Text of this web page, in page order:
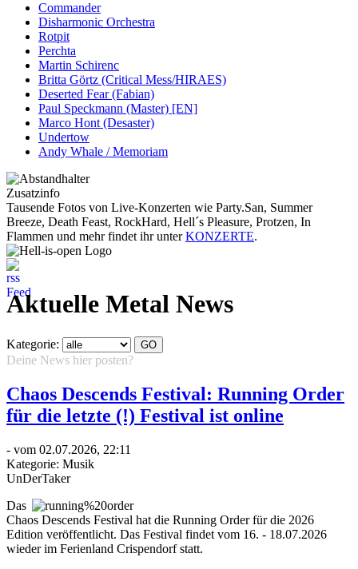
Commander
Disharmonic Orchestra
Rotpit
Perchta
Martin Schirenc
Britta Görtz (Critical Mess/HIRAES)
Deserted Fear (Fabian)
Paul Speckmann (Master) [EN]
Marco Hont (Desaster)
Undertow
Andy Whale / Memoriam
Zusatzinfo
Tausende Fotos von Live-Konzerten wie Party.San, Summer
Breeze, Death Feast, RockHard, Hell´s Pleasure, Protzen, In
Flammen und mehr findet ihr unterKONZERTE.
Aktuelle Metal News
Kategorie:
Deine News hier posten?
Chaos Descends Festival: Running Order
für die letzte (!) Festival ist online
- vom 02.07.2026, 22:11
Kategorie: Musik
UnDerTaker
Das
Chaos Descends Festival hat die Running Order für die 2026
Edition veröffentlicht. Das Festival findet vom 16. - 18.07.2026
wieder im Ferienland Crispendorf statt.